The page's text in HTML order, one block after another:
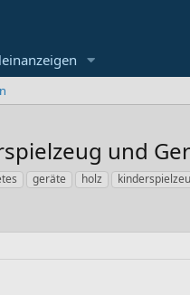
und
geräte holz